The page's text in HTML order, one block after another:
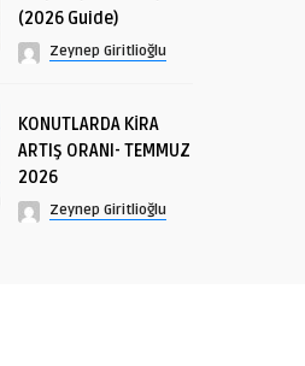
(2026 Guide)
Zeynep Giritlioğlu
KONUTLARDA KİRA
ARTIŞ ORANI- TEMMUZ
2026
Zeynep Giritlioğlu